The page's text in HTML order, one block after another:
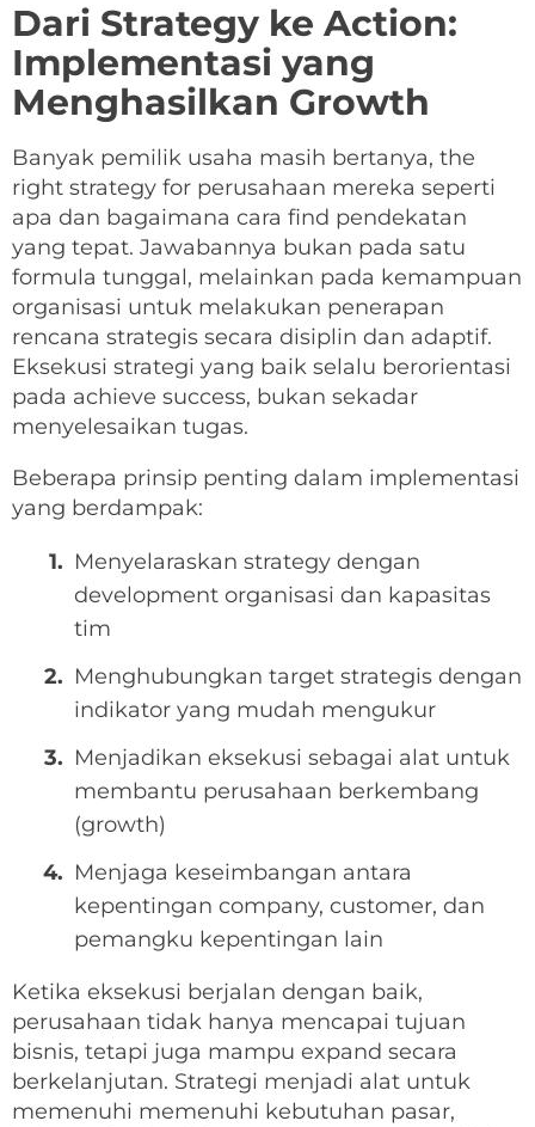
Dari Strategy ke Action:
Implementasi yang
Menghasilkan Growth
Banyak pemilik usaha masih bertanya, the
right strategy for perusahaan mereka seperti
apa dan bagaimana cara find pendekatan
yang tepat. Jawabannya bukan pada satu
formula tunggal, melainkan pada kemampuan
organisasi untuk melakukan penerapan
rencana strategis secara disiplin dan adaptif.
Eksekusi strategi yang baik selalu berorientasi
pada achieve success, bukan sekadar
menyelesaikan tugas.
Beberapa prinsip penting dalam implementasi
yang berdampak:
Menyelaraskan strategy dengan
development organisasi dan kapasitas
tim
Menghubungkan target strategis dengan
indikator yang mudah mengukur
Menjadikan eksekusi sebagai alat untuk
membantu perusahaan berkembang
(growth)
Menjaga keseimbangan antara
kepentingan company, customer, dan
pemangku kepentingan lain
Ketika eksekusi berjalan dengan baik,
perusahaan tidak hanya mencapai tujuan
bisnis, tetapi juga mampu expand secara
berkelanjutan. Strategi menjadi alat untuk
memenuhi memenuhi kebutuhan pasar,